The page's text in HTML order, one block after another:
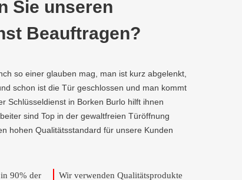
Sie unseren
Beauftragen?
so einer glauben mag, man ist kurz abgelenkt,
schon ist die Tür geschlossen und man kommt
Schlüsseldienst in Borken Burlo hilft ihnen
sind Top in der gewaltfreien Türöffnung
hohen Qualitätsstandard für unsere Kunden
90% der
Wir verwenden Qualitätsprodukte